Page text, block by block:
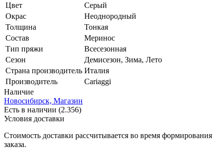
Цвет
Серый
Окрас
Неоднородный
Толщина
Тонкая
Состав
Меринос
Тип пряжи
Всесезонная
Сезон
Демисезон, Зима, Лето
Страна производитель Италия
Производитель
Cariaggi
Наличие
Новосибирск, Магазин
Есть в наличии (2.356)
Условия доставки
Стоимость доставки рассчитывается во время формирования
заказа.